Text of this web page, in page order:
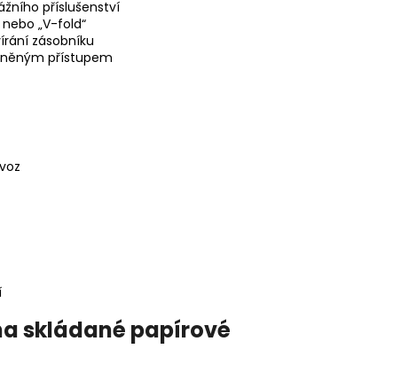
příslušenství
„V-fold“
zásobníku
přístupem
skládané papírové